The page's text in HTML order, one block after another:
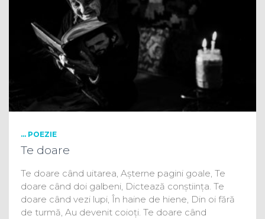
... POEZIE
Te doare
Te doare când uitarea, Așterne pagini goale, Te
doare când doi galbeni, Dictează conștiința. Te
doare când vezi lupi, În haine de hiene, Din oi fără
de turmă, Au devenit coioți. Te doare când